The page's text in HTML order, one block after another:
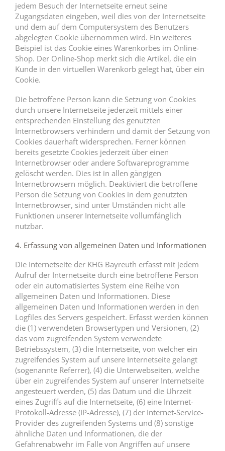
jedem Besuch der Internetseite erneut seine
Zugangsdaten eingeben, weil dies von der Internetseite
und dem auf dem Computersystem des Benutzers
abgelegten Cookie übernommen wird. Ein weiteres
Beispiel ist das Cookie eines Warenkorbes im Online-
Shop. Der Online-Shop merkt sich die Artikel, die ein
Kunde in den virtuellen Warenkorb gelegt hat, über ein
Cookie.
Die betroffene Person kann die Setzung von Cookies
durch unsere Internetseite jederzeit mittels einer
entsprechenden Einstellung des genutzten
Internetbrowsers verhindern und damit der Setzung von
Cookies dauerhaft widersprechen. Ferner können
bereits gesetzte Cookies jederzeit über einen
Internetbrowser oder andere Softwareprogramme
gelöscht werden. Dies ist in allen gängigen
Internetbrowsern möglich. Deaktiviert die betroffene
Person die Setzung von Cookies in dem genutzten
Internetbrowser, sind unter Umständen nicht alle
Funktionen unserer Internetseite vollumfänglich
nutzbar.
4. Erfassung von allgemeinen Daten und Informationen
Die Internetseite der KHG Bayreuth erfasst mit jedem
Aufruf der Internetseite durch eine betroffene Person
oder ein automatisiertes System eine Reihe von
allgemeinen Daten und Informationen. Diese
allgemeinen Daten und Informationen werden in den
Logfiles des Servers gespeichert. Erfasst werden können
die (1) verwendeten Browsertypen und Versionen, (2)
das vom zugreifenden System verwendete
Betriebssystem, (3) die Internetseite, von welcher ein
zugreifendes System auf unsere Internetseite gelangt
(sogenannte Referrer), (4) die Unterwebseiten, welche
über ein zugreifendes System auf unserer Internetseite
angesteuert werden, (5) das Datum und die Uhrzeit
eines Zugriffs auf die Internetseite, (6) eine Internet-
Protokoll-Adresse (IP-Adresse), (7) der Internet-Service-
Provider des zugreifenden Systems und (8) sonstige
ähnliche Daten und Informationen, die der
Gefahrenabwehr im Falle von Angriffen auf unsere